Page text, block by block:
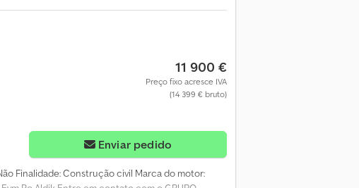
11 900 €
Preço fixo acresce IVA
(14 399 € bruto)
Enviar pedido
Finalidade: Construção civil Marca do motor: